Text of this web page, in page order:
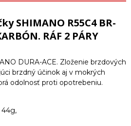
SHIMANO R55C4 BR-
RÁF 2 PÁRY
DURA-ACE. Zloženie brzdových
brzdný účinok aj v mokrých
odolnosť proti opotrebeniu.
44g,